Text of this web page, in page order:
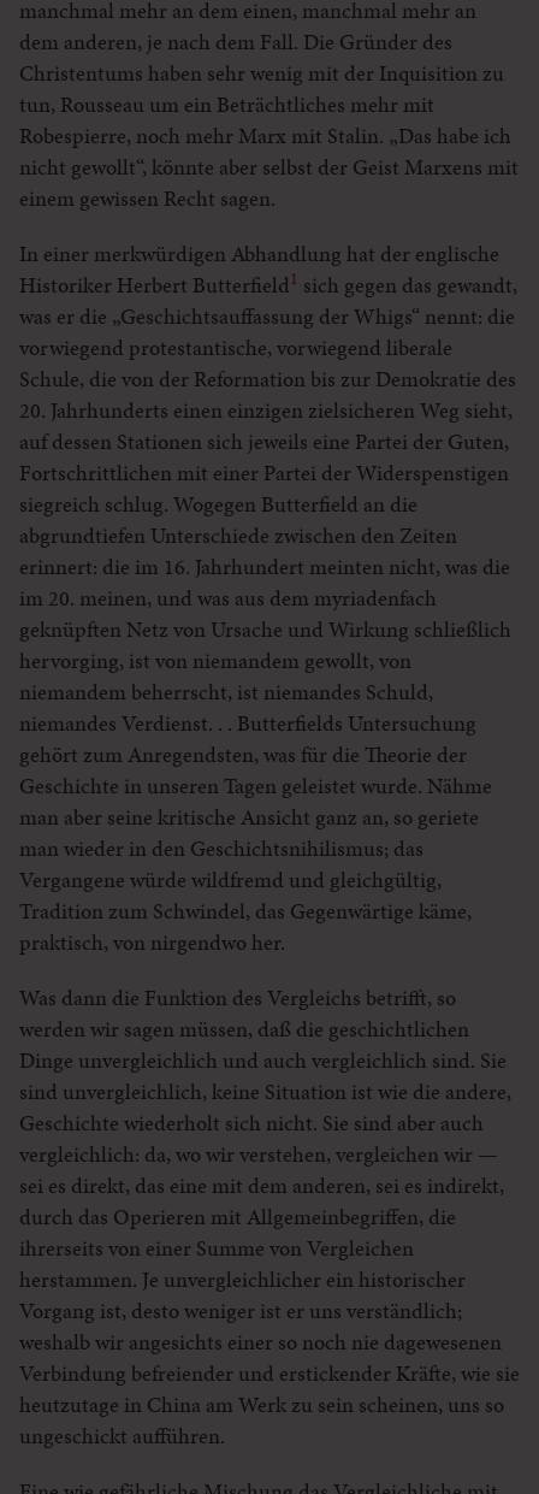
manchmal mehr an dem einen, manchmal mehr an
dem anderen, je nach dem Fall. Die Gründer des
Christentums haben sehr wenig mit der Inquisition zu
tun, Rousseau um ein Beträchtliches mehr mit
Robespierre, noch mehr Marx mit Stalin. „Das habe ich
nicht gewollt“, könnte aber selbst der Geist Marxens mit
einem gewissen Recht sagen.
In einer merkwürdigen Abhandlung hat der englische
Historiker Herbert Butterfield1 sich gegen das gewandt,
was er die „Geschichtsauffassung der Whigs“ nennt: die
vorwiegend protestantische, vorwiegend liberale
Schule, die von der Reformation bis zur Demokratie des
20. Jahrhunderts einen einzigen zielsicheren Weg sieht,
auf dessen Stationen sich jeweils eine Partei der Guten,
Fortschrittlichen mit einer Partei der Widerspenstigen
siegreich schlug. Wogegen Butterfield an die
abgrundtiefen Unterschiede zwischen den Zeiten
erinnert: die im 16. Jahrhundert meinten nicht, was die
im 20. meinen, und was aus dem myriadenfach
geknüpften Netz von Ursache und Wirkung schließlich
hervorging, ist von niemandem gewollt, von
niemandem beherrscht, ist niemandes Schuld,
niemandes Verdienst. . . Butterfields Untersuchung
gehört zum Anregendsten, was für die Theorie der
Geschichte in unseren Tagen geleistet wurde. Nähme
man aber seine kritische Ansicht ganz an, so geriete
man wieder in den Geschichtsnihilismus; das
Vergangene würde wildfremd und gleichgültig,
Tradition zum Schwindel, das Gegenwärtige käme,
praktisch, von nirgendwo her.
Was dann die Funktion des Vergleichs betrifft, so
werden wir sagen müssen, daß die geschichtlichen
Dinge unvergleichlich und auch vergleichlich sind. Sie
sind unvergleichlich, keine Situation ist wie die andere,
Geschichte wiederholt sich nicht. Sie sind aber auch
vergleichlich: da, wo wir verstehen, vergleichen wir —
sei es direkt, das eine mit dem anderen, sei es indirekt,
durch das Operieren mit Allgemeinbegriffen, die
ihrerseits von einer Summe von Vergleichen
herstammen. Je unvergleichlicher ein historischer
Vorgang ist, desto weniger ist er uns verständlich;
weshalb wir angesichts einer so noch nie dagewesenen
Verbindung befreiender und erstickender Kräfte, wie sie
heutzutage in China am Werk zu sein scheinen, uns so
ungeschickt aufführen.